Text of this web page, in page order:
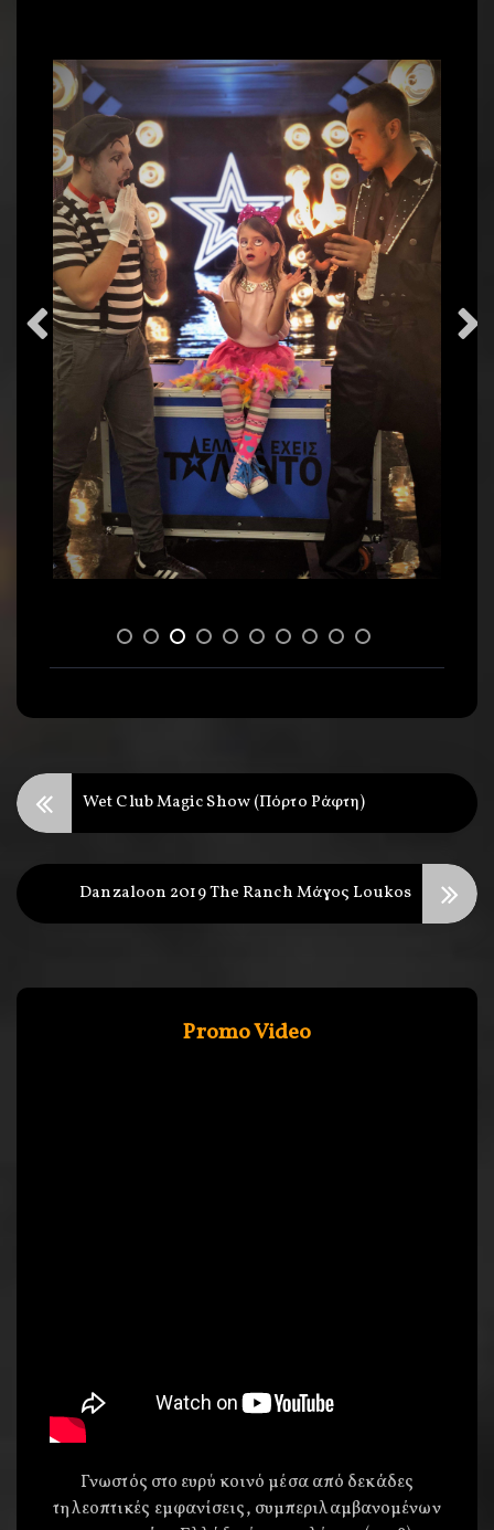
Wet Club Magic Show (Πόρτο Ράφτη)
Danzaloon 2019 The Ranch Μάγος Loukos
Promo Video
Γνωστός στο ευρύ κοινό μέσα από δεκάδες
τηλεοπτικές εμφανίσεις, συμπεριλαμβανομένων